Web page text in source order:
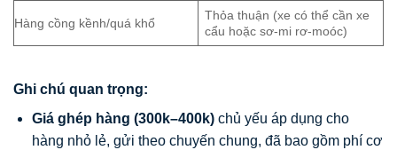
Hàng cồng kềnh/quá khổ
Thỏa thuận (xe có thể cần xe
cẩu hoặc sơ-mi rơ-moóc)
Ghi chú quan trọng:
Giá ghép hàng (300k–400k)chủ yếu áp dụng cho
hàng nhỏ lẻ, gửi theo chuyến chung, đã bao gồm phí cơ